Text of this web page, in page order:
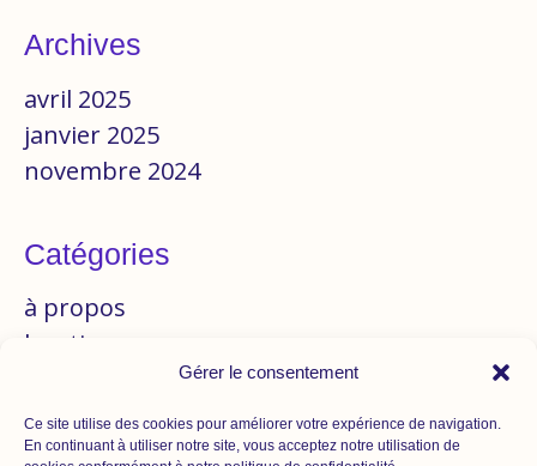
Gérer le consentement
Ce site utilise des cookies pour améliorer votre expérience de navigation.
En continuant à utiliser notre site, vous acceptez notre utilisation de
Archives
avril 2025
janvier 2025
novembre 2024
Catégories
à propos
boutique
création artisanale
design